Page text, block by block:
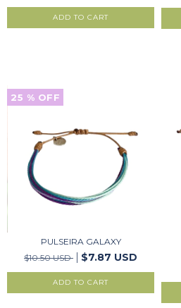
25 % OFF
PULSEIRA GALAXY
$10.50 USD
$7.87 USD